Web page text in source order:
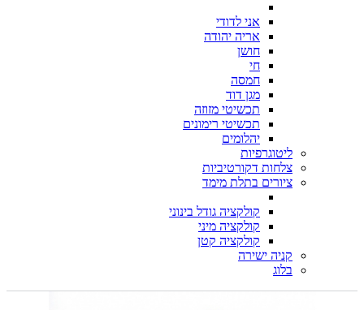
אני לדודי
אריה יהודה
חושן
חי
חמסה
מגן דוד
תכשיטי מזוזה
תכשיטי רימונים
יהלומים
ליטוגרפיות
צלחות דקורטיביות
ציורים בתלת מימד
קולקציה גודל בינוני
קולקציה מיני
קולקציה קטן
קניה ישירה
בלוג